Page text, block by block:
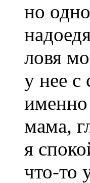
но
ловя
у нее с
именно
мама,
я
что-то